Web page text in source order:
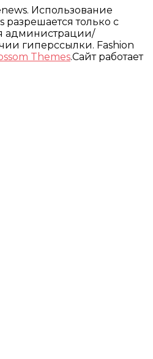
Использование
разрешается только с
администрации/
гиперссылки. Fashion
Themes.Сайт работает